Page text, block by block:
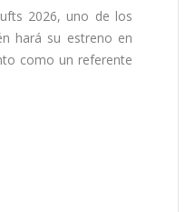
2026, uno de los
hará su estreno en
como un referente